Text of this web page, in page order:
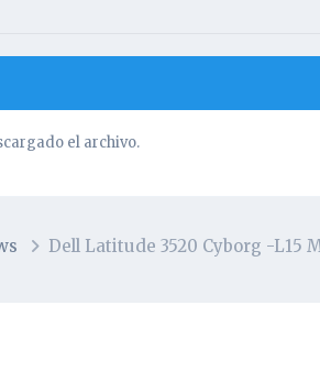
el archivo.
Dell Latitude 3520 Cyborg -L15